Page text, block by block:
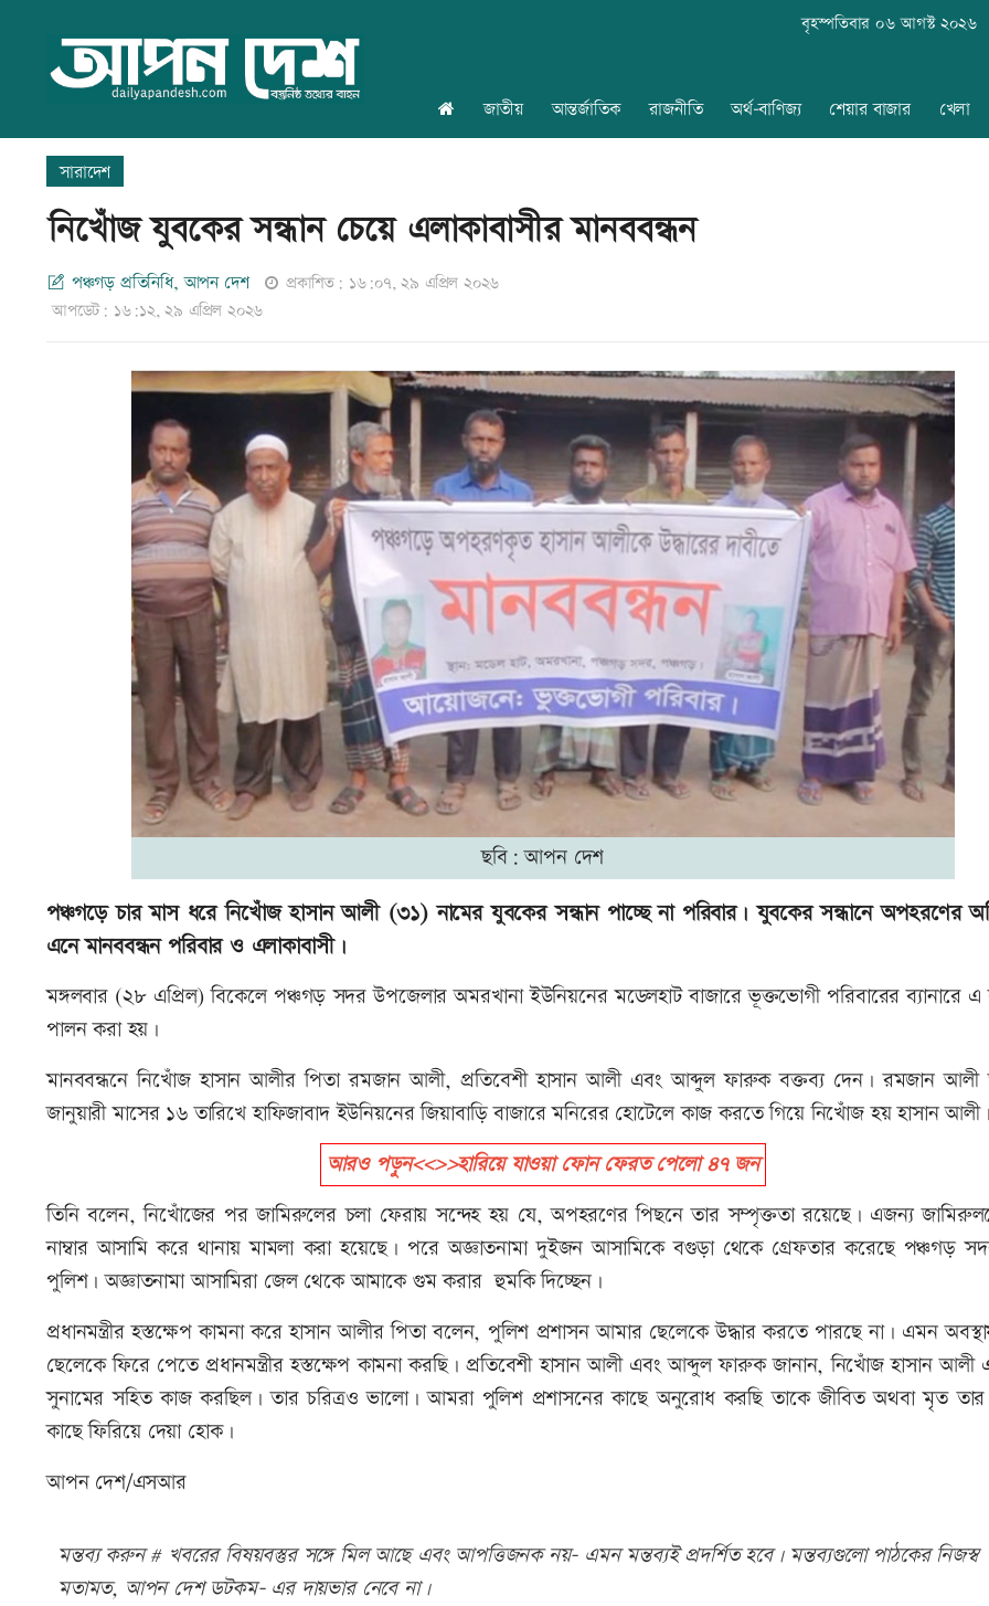
বৃহস্পতিবার ০৬ আগস্ট ২০২৬
জাতীয় আন্তর্জাতিক রাজনীতি অর্থ-বাণিজ্য শেয়ার বাজার খেলা
সারাদেশ
নিখোঁজ যুবকের সন্ধান চেয়ে এলাকাবাসীর মানববন্ধন
পঞ্চগড় প্রতিনিধি, আপন দেশ
প্রকাশিত: ১৬:০৭, ২৯ এপ্রিল ২০২৬
আপডেট: ১৬:১২, ২৯ এপ্রিল ২০২৬
ছবি: আপন দেশ
পঞ্চগড়ে চার মাস ধরে নিখোঁজ হাসান আলী (৩১) নামের যুবকের সন্ধান পাচ্ছে না পরিবার। যুবকের সন্ধানে অপহরণের
এনে মানববন্ধন পরিবার ও এলাকাবাসী।
মঙ্গলবার (২৮ এপ্রিল) বিকেলে পঞ্চগড় সদর উপজেলার অমরখানা ইউনিয়নের মডেলহাট বাজারে ভূক্তভোগী পরিবারের ব্যানারে এ
পালন করা হয়।
মানববন্ধনে নিখোঁজ হাসান আলীর পিতা রমজান আলী, প্রতিবেশী হাসান আলী এবং আব্দুল ফারুক বক্তব্য দেন। রমজান আলী
জানুয়ারী মাসের ১৬ তারিখে হাফিজাবাদ ইউনিয়নের জিয়াবাড়ি বাজারে মনিরের হোটেলে কাজ করতে গিয়ে নিখোঁজ হয় হাসান আলী।
আরও পড়ুন<<>>হারিয়ে যাওয়া ফোন ফেরত পেলো ৪৭ জন
তিনি বলেন, নিখোঁজের পর জামিরুলের চলা ফেরায় সন্দেহ হয় যে, অপহরণের পিছনে তার সম্পৃক্ততা রয়েছে। এজন্য
নাম্বার আসামি করে থানায় মামলা করা হয়েছে। পরে অজ্ঞাতনামা দুইজন আসামিকে বগুড়া থেকে গ্রেফতার করেছে পঞ্চগড়
পুলিশ। অজ্ঞাতনামা আসামিরা জেল থেকে আমাকে গুম করার হুমকি দিচ্ছেন।
প্রধানমন্ত্রীর হস্তক্ষেপ কামনা করে হাসান আলীর পিতা বলেন, পুলিশ প্রশাসন আমার ছেলেকে উদ্ধার করতে পারছে না। এমন
ছেলেকে ফিরে পেতে প্রধানমন্ত্রীর হস্তক্ষেপ কামনা করছি। প্রতিবেশী হাসান আলী এবং আব্দুল ফারুক জানান, নিখোঁজ হাসান আলী
সুনামের সহিত কাজ করছিল। তার চরিত্রও ভালো। আমরা পুলিশ প্রশাসনের কাছে অনুরোধ করছি তাকে জীবিত অথবা মৃত তার
কাছে ফিরিয়ে দেয়া হোক।
আপন দেশ/এসআর
মন্তব্য করুন # খবরের বিষয়বস্তুর সঙ্গে মিল আছে এবং আপত্তিজনক নয়- এমন মন্তব্যই প্রদর্শিত হবে। মন্তব্যগুলো পাঠকের নিজস্ব
মতামত, আপন দেশ ডটকম- এর দায়ভার নেবে না।